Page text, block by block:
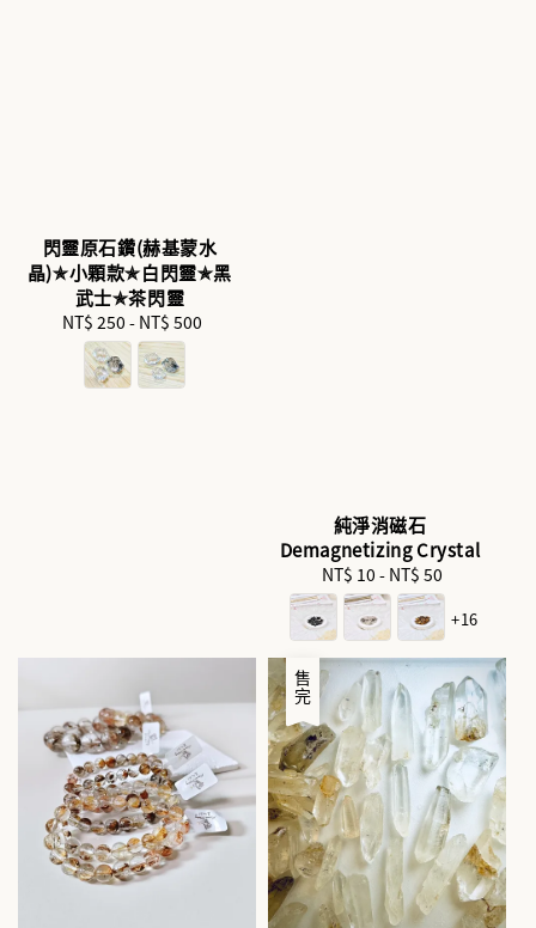
閃靈原石鑽(赫基蒙水
晶)✯小顆款✯白閃靈✯黑
武士✯茶閃靈
Regular
price
NT$ 250 - NT$ 500
純淨消磁石
Demagnetizing Crystal
Regular
price
NT$ 10 - NT$ 50
+16
售完